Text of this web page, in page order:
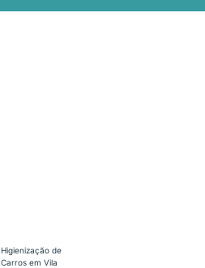
Higienização de
Carros em Vila